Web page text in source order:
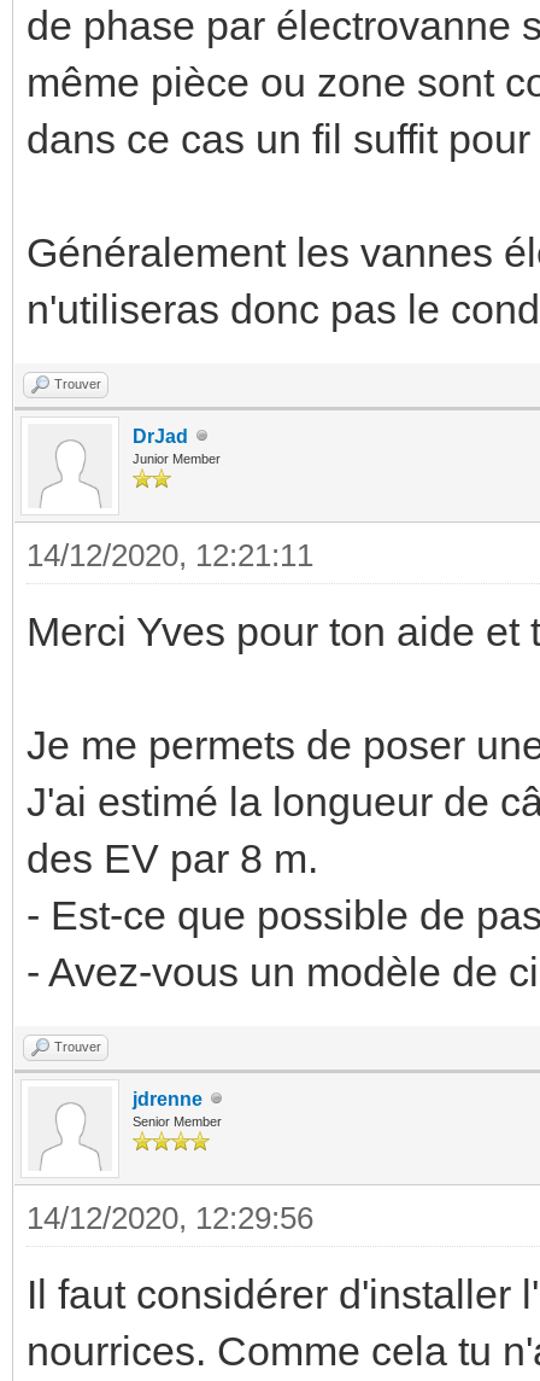
de phase par électrovanne
même pièce ou zone sont
dans ce cas un fil suffit
Généralement les vannes
n'utiliseras donc pas le
Trouver
DrJad
Junior Member
14/12/2020, 12:21:11
Merci Yves pour ton aide et
Je me permets de poser
J'ai estimé la longueur de
des EV par 8 m.
- Est-ce que possible de
- Avez-vous un modèle de
Trouver
jdrenne
Senior Member
14/12/2020, 12:29:56
Il faut considérer d'installer
nourrices. Comme cela tu